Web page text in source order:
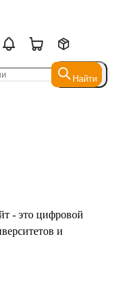
Найти
Найти
- это цифровой
и